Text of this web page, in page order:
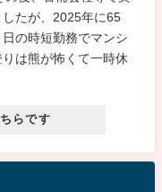
たが、2025年に65
の時短勤務でマンシ
は熊が怖くて一時休
らです